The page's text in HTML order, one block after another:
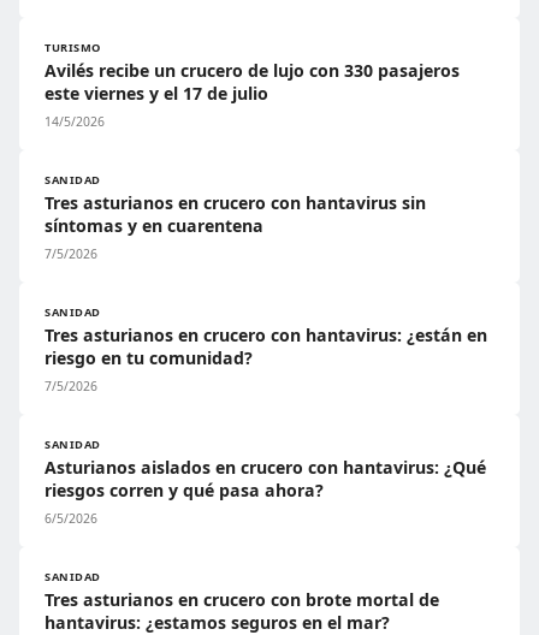
TURISMO
Avilés recibe un crucero de lujo con 330 pasajeros
este viernes y el 17 de julio
14/5/2026
SANIDAD
Tres asturianos en crucero con hantavirus sin
síntomas y en cuarentena
7/5/2026
SANIDAD
Tres asturianos en crucero con hantavirus: ¿están en
riesgo en tu comunidad?
7/5/2026
SANIDAD
Asturianos aislados en crucero con hantavirus: ¿Qué
riesgos corren y qué pasa ahora?
6/5/2026
SANIDAD
Tres asturianos en crucero con brote mortal de
hantavirus: ¿estamos seguros en el mar?